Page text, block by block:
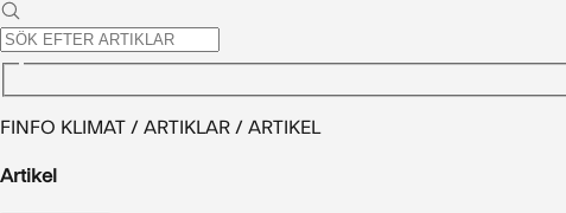
FINFO KLIMAT / ARTIKLAR / ARTIKEL
Artikel